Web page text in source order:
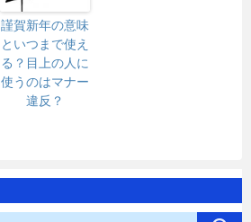
謹賀新年の意味
といつまで使え
る？目上の人に
使うのはマナー
違反？